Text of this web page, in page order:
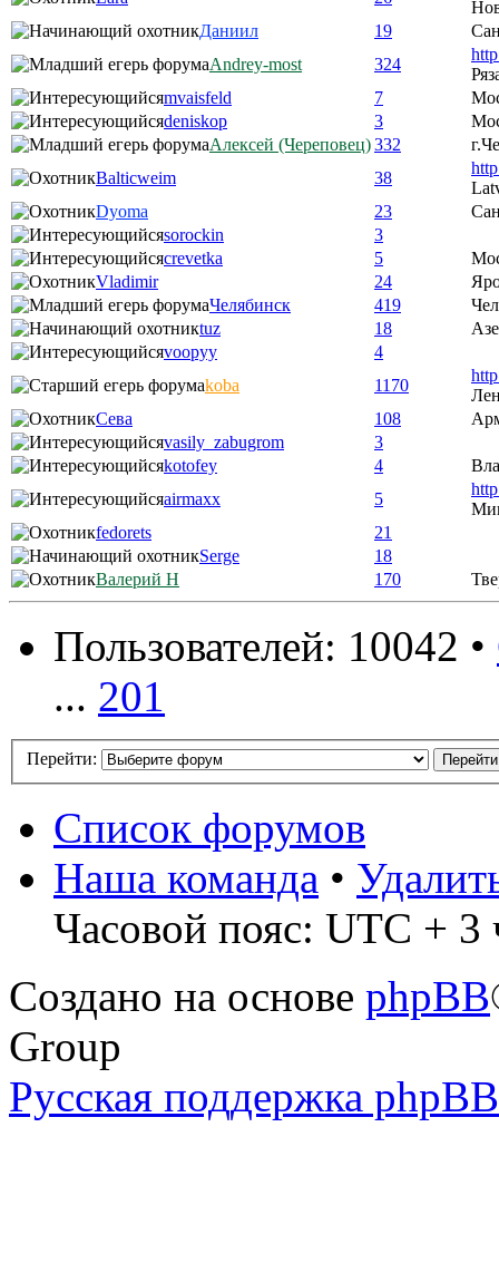
Даниил
19
Andrey-most
324
mvaisfeld
7
deniskop
3
Алексей (Череповец)332
Balticweim
38
Dyoma
23
sorockin
3
crevetka
5
Vladimir
24
Челябинск
419
tuz
18
voopyy
4
koba
1170
Сева
108
vasily_zabugrom
3
kotofey
4
airmaxx
5
fedorets
21
Serge
18
Валерий Н
170
Пользователей: 10042 •
... 201
Перейти:
Список форумов
Наша команда •
Часовой пояс: UTC + 3
Создано на основе phpBB
Group
Русская поддержка phpBB